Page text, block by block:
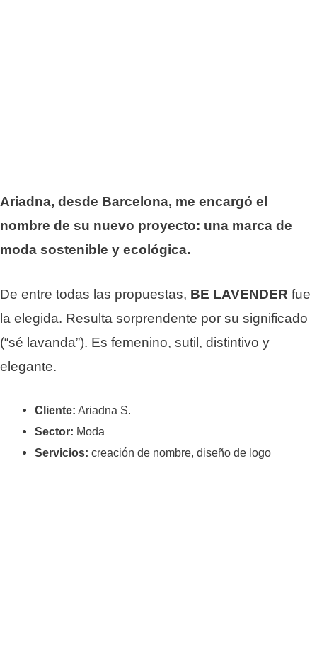
Ariadna, desde Barcelona, me encargó el
nombre de su nuevo proyecto: una marca de
moda sostenible y ecológica.
De entre todas las propuestas, BE LAVENDER fue
la elegida. Resulta sorprendente por su significado
(“sé lavanda”). Es femenino, sutil, distintivo y
elegante.
Cliente: Ariadna S.
Sector: Moda
Servicios: creación de nombre, diseño de logo